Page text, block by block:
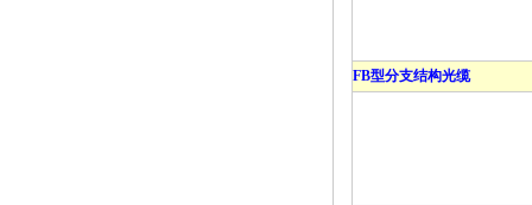
FB型分支结构光缆